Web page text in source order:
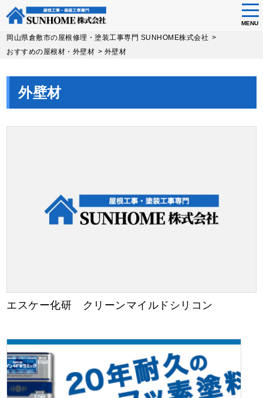
Skip
MENU
岡山県倉敷市の屋根修理・塗装工事専門 SUNHOME株式会社 >
おすすめの屋根材・外壁材 > 外壁材
外壁材
エスケー化研 クリーンマイルドシリコン